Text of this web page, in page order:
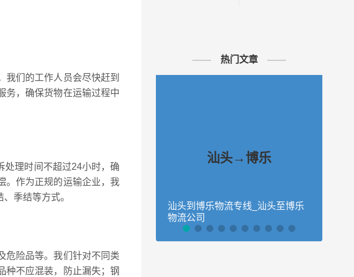
我们的工作人员会尽快赶到
务，确保货物在运输过程中
处理时间不超过24小时，确
。作为正规的运输企业，我
季结等方式。
危险品等。我们针对不同类
种不应混装，防止漏失；钢
热门文章
汕头→博乐
汕头到博乐物流专线_汕头至博乐
物流公司